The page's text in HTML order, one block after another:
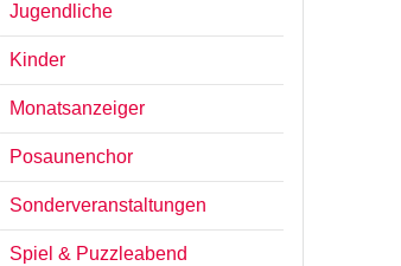
Jugendliche
Kinder
Monatsanzeiger
Posaunenchor
Sonderveranstaltungen
Spiel & Puzzleabend